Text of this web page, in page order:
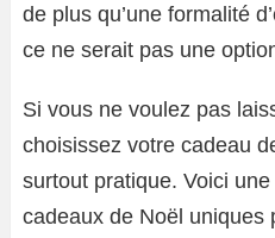
de plus qu’une formalité
ce ne serait pas une
Si vous ne voulez pas
choisissez votre cadeau
surtout pratique. Voici
cadeaux de Noël uniques